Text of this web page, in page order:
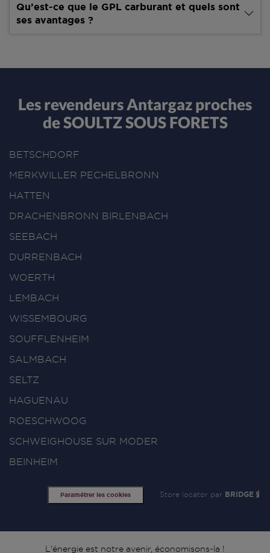
Qu’est-ce que le GPL carburant et quels sont
ses avantages ?
Les revendeurs Antargaz proches
de SOULTZ SOUS FORETS
BETSCHDORF
MERKWILLER PECHELBRONN
HATTEN
DRACHENBRONN BIRLENBACH
SEEBACH
DURRENBACH
WOERTH
LEMBACH
WISSEMBOURG
SOUFFLENHEIM
SALMBACH
SELTZ
HAGUENAU
ROESCHWOOG
SCHWEIGHOUSE SUR MODER
BEINHEIM
Paramétrer les cookies Store locator par BRIDGE
L'énergie est notre avenir, économisons-la !